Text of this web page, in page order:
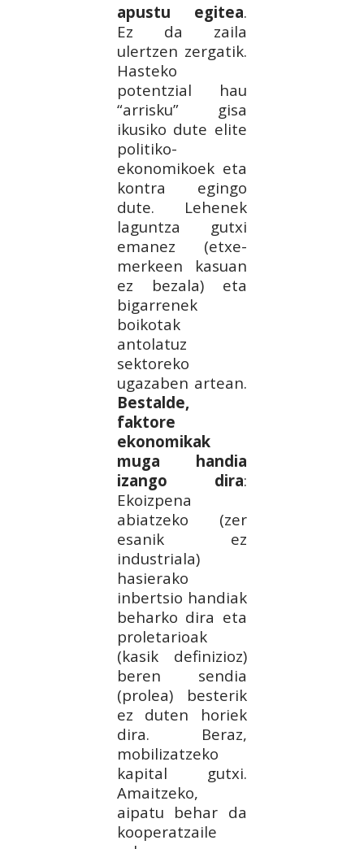
apustu egitea.
Ez da zaila
ulertzen zergatik.
Hasteko
potentzial hau
“arrisku” gisa
ikusiko dute elite
politiko-
ekonomikoek eta
kontra egingo
dute. Lehenek
laguntza gutxi
emanez (etxe-
merkeen kasuan
ez bezala) eta
bigarrenek
boikotak
antolatuz
sektoreko
ugazaben artean.
Bestalde,
faktore
ekonomikak
muga handia
izango dira:
Ekoizpena
abiatzeko (zer
esanik ez
industriala)
hasierako
inbertsio handiak
beharko dira eta
proletarioak
(kasik definizioz)
beren sendia
(prolea) besterik
ez duten horiek
dira. Beraz,
mobilizatzeko
kapital gutxi.
Amaitzeko,
aipatu behar da
kooperatzaile